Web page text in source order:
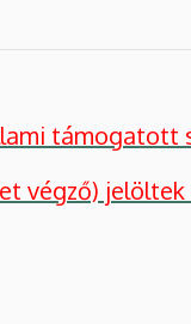
támogatott
jelöltek